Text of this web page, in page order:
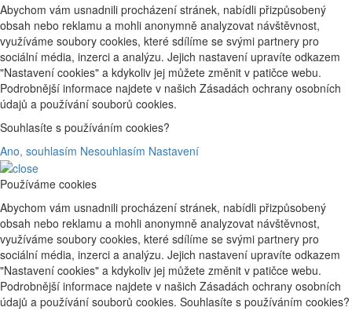
Abychom vám usnadnili procházení stránek, nabídli přizpůsobený
obsah nebo reklamu a mohli anonymně analyzovat návštěvnost,
využíváme soubory cookies, které sdílíme se svými partnery pro
sociální média, inzerci a analýzu. Jejich nastavení upravíte odkazem
"Nastavení cookies" a kdykoliv jej můžete změnit v patičce webu.
Podrobnější informace najdete v našich Zásadách ochrany osobních
údajů a používání souborů cookies.
Souhlasíte s používáním cookies?
Ano, souhlasím Nesouhlasím Nastavení
Používáme cookies
Abychom vám usnadnili procházení stránek, nabídli přizpůsobený
obsah nebo reklamu a mohli anonymně analyzovat návštěvnost,
využíváme soubory cookies, které sdílíme se svými partnery pro
sociální média, inzerci a analýzu. Jejich nastavení upravíte odkazem
"Nastavení cookies" a kdykoliv jej můžete změnit v patičce webu.
Podrobnější informace najdete v našich Zásadách ochrany osobních
údajů a používání souborů cookies. Souhlasíte s používáním cookies?